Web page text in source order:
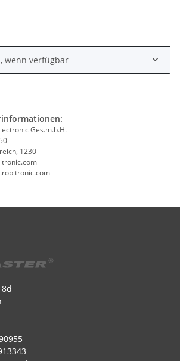
wenn verfügbar
Ges.m.b.H.
1230